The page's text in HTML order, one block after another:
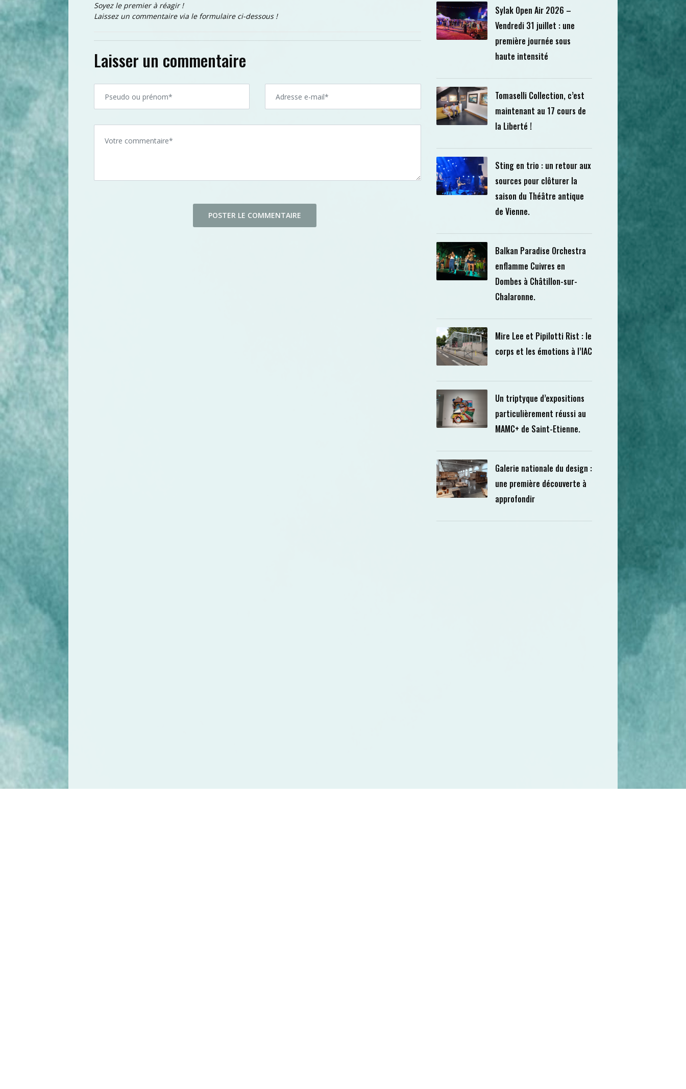
Soyez le premier à réagir !
Laissez un commentaire via le formulaire ci-dessous !
Laisser un commentaire
Sylak Open Air 2026 –
Vendredi 31 juillet : une
première journée sous
haute intensité
Tomaselli Collection, c’est
maintenant au 17 cours de
la Liberté !
Sting en trio : un retour aux
sources pour clôturer la
saison du Théâtre antique
de Vienne.
Balkan Paradise Orchestra
enflamme Cuivres en
Dombes à Châtillon-sur-
Chalaronne.
Mire Lee et Pipilotti Rist : le
corps et les émotions à l’IAC
Un triptyque d’expositions
particulièrement réussi au
MAMC+ de Saint-Etienne.
Galerie nationale du design :
une première découverte à
approfondir